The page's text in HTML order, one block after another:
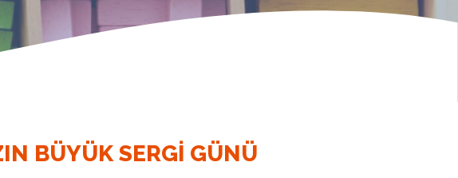
BÜYÜK SERGI GÜNÜ